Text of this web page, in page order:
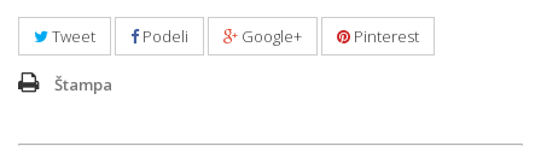
Tweet Podeli Google+ Pinterest
Štampa